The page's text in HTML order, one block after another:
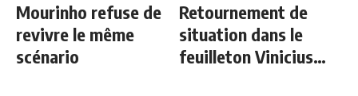
Mourinho refuse de
revivre le même
scénario
Retournement de
situation dans le
feuilleton Vinicius